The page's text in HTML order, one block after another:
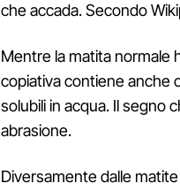
che accada. Secondo
Mentre la matita normale
copiativa contiene anche
solubili in acqua. Il segno
abrasione.
Diversamente dalle